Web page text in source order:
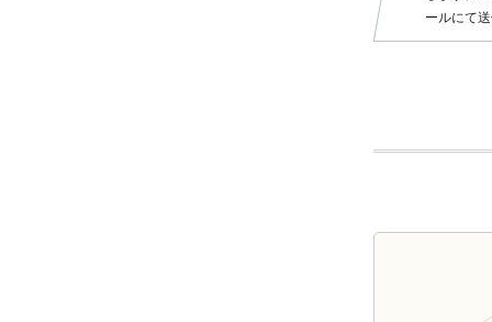
ールにて